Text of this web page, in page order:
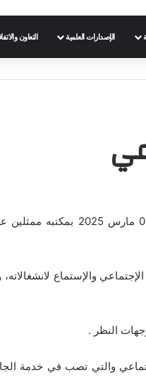
الإصدارات العلمية التعاون
في إطار استكمال مسار الحوار مع الشريك الإجتماعي، استقبل
والإستماع
النظر .
والتي تصب في خدمة